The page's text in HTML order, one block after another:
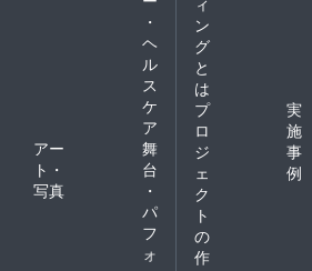
・
ヘ
ル
ス
ケ
ア
アー
ト・
写真
舞
台
・
パ
フ
ォ
ン
グ
と
は
プ
ロ
ジ
ェ
ク
ト
の
作
実
施
事
例